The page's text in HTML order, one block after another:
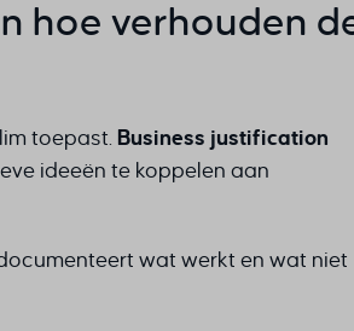
hoe verhouden
toepast. Business justification
ideeën te koppelen aan
wat werkt en wat niet